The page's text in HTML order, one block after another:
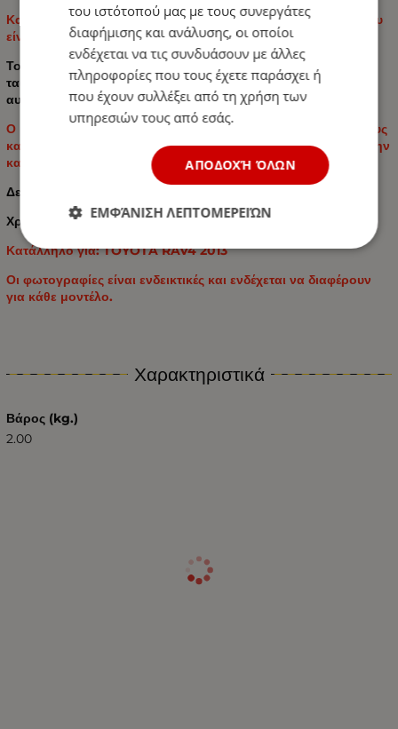
Κατασκευασμένο από υψηλής ποιότητας καουτσούκ TPE που
είναι ανθεκτικό στη θερμότητα και τα υγρά.
Το λαστιχένιο χαλάκι τοποθετείται και αφαιρείται εύκολα και
ταιριάζει ακριβώς στις διαστάσεις του πορτμπαγκάζ του
αυτοκινήτου σας.
Ο μοναδικός σχεδιασμός αποτρέπει την ολίσθηση των πάτους
και παρέχει στους χρήστες λειτουργικότητα και άνεση κατά την
καθημερινή χρήση.
Δεν περιέχουν PVC και τοξικά στοιχεία.
Χρώμα ελαστικού: Μαύρο
Κατάλληλο για: TOYOTA RAV4 2013
Οι φωτογραφίες είναι ενδεικτικές και ενδέχεται να διαφέρουν
για κάθε μοντέλο.
Χαρακτηριστικά
Βάρος (kg.)
2.00
του ιστότοπού μας με τους συνεργάτες
διαφήμισης και ανάλυσης, οι οποίοι
ενδέχεται να τις συνδυάσουν με άλλες
πληροφορίες που τους έχετε παράσχει ή
που έχουν συλλέξει από τη χρήση των
υπηρεσιών τους από εσάς.
ΑΠΟΔΟΧΉ ΌΛΩΝ
ΕΜΦΆΝΙΣΗ ΛΕΠΤΟΜΕΡΕΙΏΝ